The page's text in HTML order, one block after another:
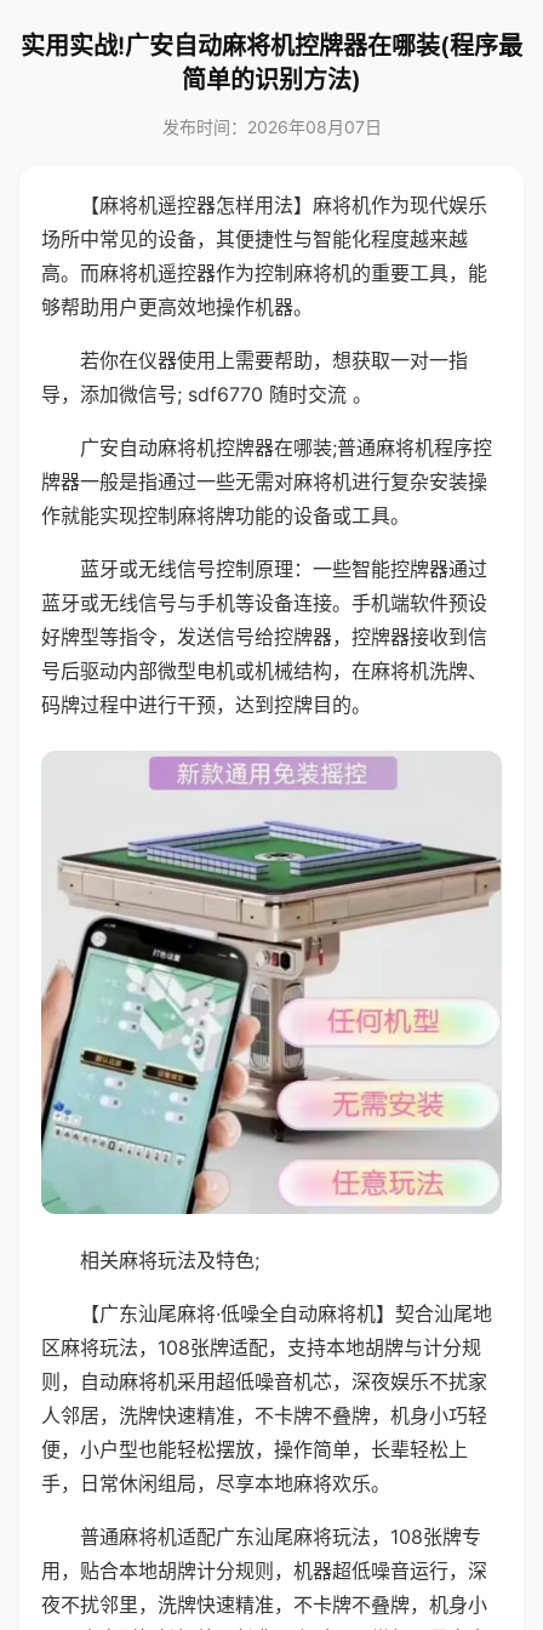
实用实战!广安自动麻将机控牌器在哪装(程序最
简单的识别方法)
发布时间：2026年08月07日
【麻将机遥控器怎样用法】麻将机作为现代娱乐
场所中常见的设备，其便捷性与智能化程度越来越
高。而麻将机遥控器作为控制麻将机的重要工具，能
够帮助用户更高效地操作机器。
若你在仪器使用上需要帮助，想获取一对一指
导，添加微信号; sdf6770 随时交流 。
广安自动麻将机控牌器在哪装;普通麻将机程序控
牌器一般是指通过一些无需对麻将机进行复杂安装操
作就能实现控制麻将牌功能的设备或工具。
蓝牙或无线信号控制原理：一些智能控牌器通过
蓝牙或无线信号与手机等设备连接。手机端软件预设
好牌型等指令，发送信号给控牌器，控牌器接收到信
号后驱动内部微型电机或机械结构，在麻将机洗牌、
码牌过程中进行干预，达到控牌目的。
相关麻将玩法及特色;
【广东汕尾麻将·低噪全自动麻将机】契合汕尾地
区麻将玩法，108张牌适配，支持本地胡牌与计分规
则，自动麻将机采用超低噪音机芯，深夜娱乐不扰家
人邻居，洗牌快速精准，不卡牌不叠牌，机身小巧轻
便，小户型也能轻松摆放，操作简单，长辈轻松上
手，日常休闲组局，尽享本地麻将欢乐。
普通麻将机适配广东汕尾麻将玩法，108张牌专
用，贴合本地胡牌计分规则，机器超低噪音运行，深
夜不扰邻里，洗牌快速精准，不卡牌不叠牌，机身小